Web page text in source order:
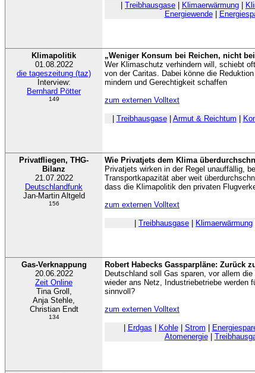
Treibhausgase Klimaerwärmung
Energiewende|
Klimapolitik
01.08.2022
die tageszeitung (taz)
Interview:
Bernhard Pötter
149
„Weniger Konsum bei Reichen, nicht
Wer Klimaschutz verhindern will, schiebt
von der Caritas. Dabei könne die
mindern und Gerechtigkeit schaffen
zum externen Volltext
Treibhausgase| Armut & Reichtum
Privatfliegen, THG-
Bilanz
21.07.2022
Deutschlandfunk
Jan-Martin Altgeld
156
Wie Privatjets dem Klima
Privatjets wirken in der Regel unauffällig,
Transportkapazität aber weit
dass die Klimapolitik den privaten
zum externen Volltext
Treibhausgase Klimaerwärmung
Gas-Verknappung
20.06.2022
Zeit Online
Tina Groll,
Anja Stehle,
Christian Endt
134
Robert Habecks Gassparpläne: Zurück
Deutschland soll Gas sparen, vor allem
wieder ans Netz, Industriebetriebe werden
sinnvoll?
zum externen Volltext
Erdgas Kohle| Strom
Atomenergie|